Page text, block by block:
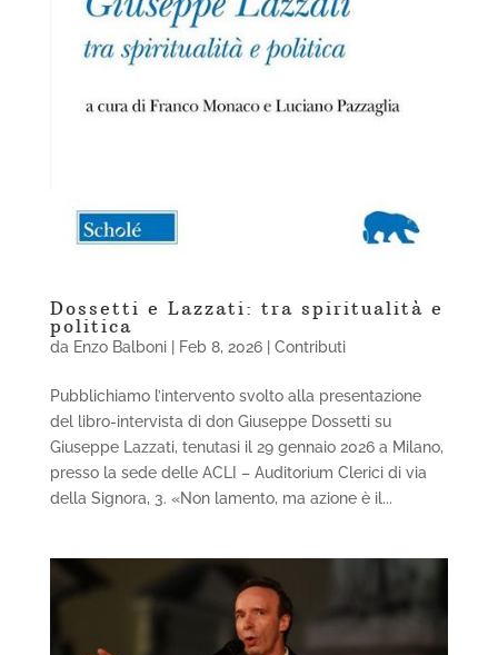
Dossetti e Lazzati: tra spiritualità e
politica
da Enzo Balboni| Feb 8, 2026| Contributi
Pubblichiamo l’intervento svolto alla presentazione
del libro-intervista di don Giuseppe Dossetti su
Giuseppe Lazzati, tenutasi il 29 gennaio 2026 a Milano,
presso la sede delle ACLI – Auditorium Clerici di via
della Signora, 3. «Non lamento, ma azione è il...